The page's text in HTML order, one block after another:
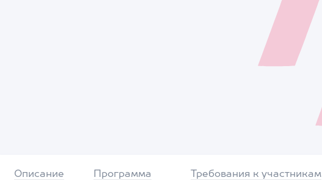
Описание Программа Требования к участникам